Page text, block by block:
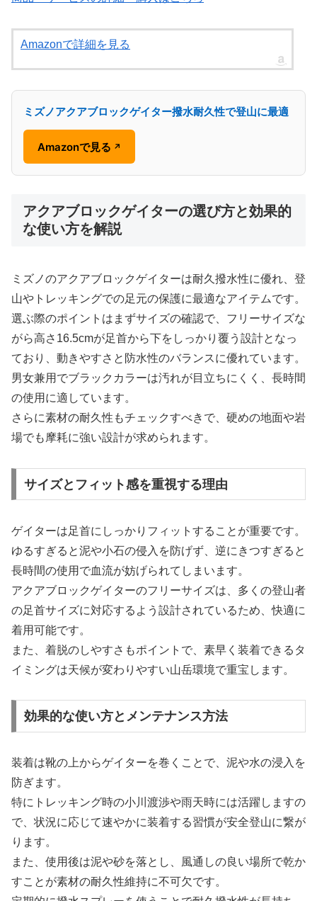
Amazonで詳細を見る
ミズノアクアブロックゲイター撥水耐久性で登山に最適
Amazonで見る ↗
アクアブロックゲイターの選び方と効果的
な使い方を解説
ミズノのアクアブロックゲイターは耐久撥水性に優れ、登
山やトレッキングでの足元の保護に最適なアイテムです。
選ぶ際のポイントはまずサイズの確認で、フリーサイズな
がら高さ16.5cmが足首から下をしっかり覆う設計となっ
ており、動きやすさと防水性のバランスに優れています。
男女兼用でブラックカラーは汚れが目立ちにくく、長時間
の使用に適しています。
さらに素材の耐久性もチェックすべきで、硬めの地面や岩
場でも摩耗に強い設計が求められます。
サイズとフィット感を重視する理由
ゲイターは足首にしっかりフィットすることが重要です。
ゆるすぎると泥や小石の侵入を防げず、逆にきつすぎると
長時間の使用で血流が妨げられてしまいます。
アクアブロックゲイターのフリーサイズは、多くの登山者
の足首サイズに対応するよう設計されているため、快適に
着用可能です。
また、着脱のしやすさもポイントで、素早く装着できるタ
イミングは天候が変わりやすい山岳環境で重宝します。
効果的な使い方とメンテナンス方法
装着は靴の上からゲイターを巻くことで、泥や水の浸入を
防ぎます。
特にトレッキング時の小川渡渉や雨天時には活躍しますの
で、状況に応じて速やかに装着する習慣が安全登山に繋が
ります。
また、使用後は泥や砂を落とし、風通しの良い場所で乾か
すことが素材の耐久性維持に不可欠です。